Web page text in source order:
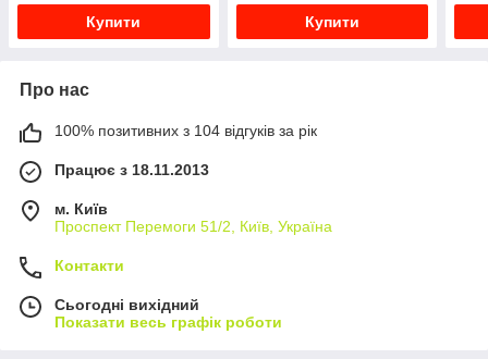
Купити Купити
Про нас
100% позитивних з 104 відгуків за рік
Працює з 18.11.2013
м. Київ
Проспект Перемоги 51/2, Київ, Україна
Контакти
Сьогодні вихідний
Показати весь графік роботи